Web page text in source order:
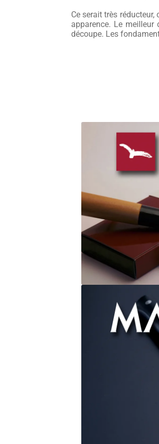
Ce serait très
apparence. Le
découpe. Les